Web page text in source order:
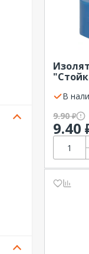
В
9.90₽
9.40